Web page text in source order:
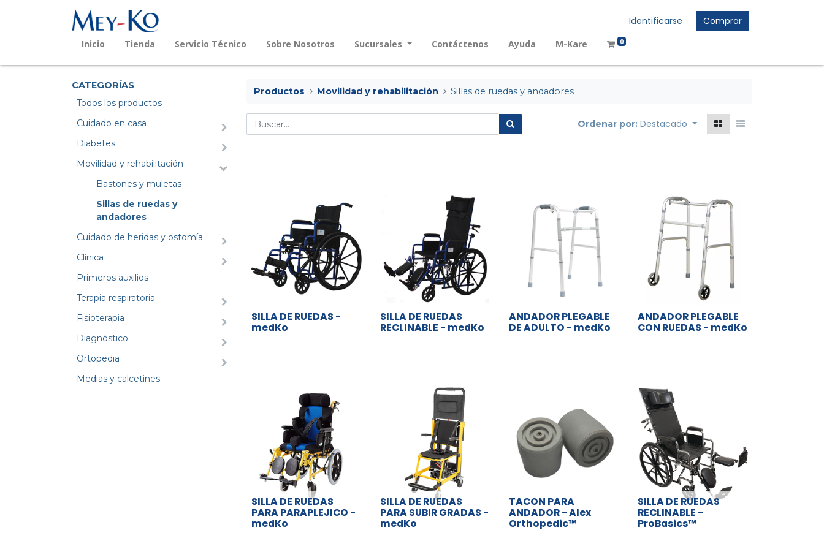
Identificarse Comprar
Inicio Tienda Servicio Técnico Sobre Nosotros Sucursales Contáctenos Ayuda M-Kare 0
CATEGORÍAS
Todos los productos
Cuidado en casa
Diabetes
Movilidad y rehabilitación
Bastones y muletas
Sillas de ruedas y
andadores
Cuidado de heridas y ostomía
Clínica
Primeros auxilios
Terapia respiratoria
Fisioterapia
Diagnóstico
Ortopedia
Medias y calcetines
Productos Movilidad y rehabilitación Sillas de ruedas y andadores
Ordenar por: Destacado
SILLA DE RUEDAS -
medKo
SILLA DE RUEDAS
RECLINABLE - medKo
ANDADOR PLEGABLE
DE ADULTO - medKo
ANDADOR PLEGABLE
CON RUEDAS - medKo
SILLA DE RUEDAS
PARA PARAPLEJICO -
medKo
SILLA DE RUEDAS
PARA SUBIR GRADAS -
medKo
TACON PARA
ANDADOR - Alex
Orthopedic™
SILLA DE RUEDAS
RECLINABLE -
ProBasics™